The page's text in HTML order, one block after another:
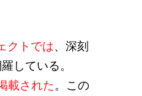
クトでは、深刻
している。
載された。この